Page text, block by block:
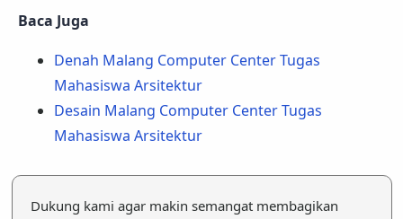
Baca Juga
Denah Malang Computer Center Tugas
Mahasiswa Arsitektur
Desain Malang Computer Center Tugas
Mahasiswa Arsitektur
Dukung kami agar makin semangat membagikan